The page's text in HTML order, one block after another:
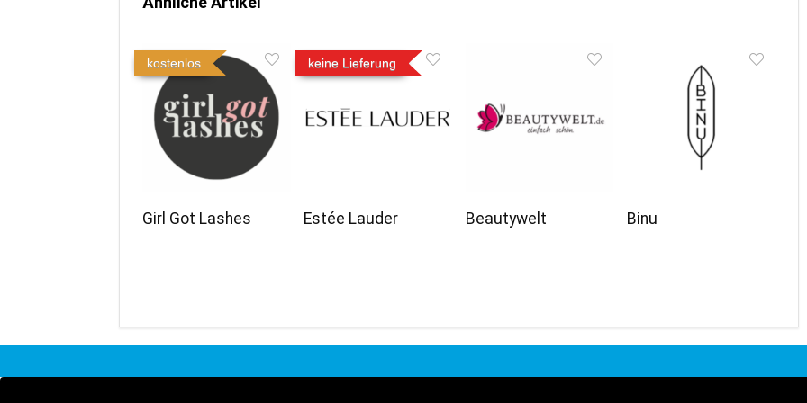
kostenlos
Girl Got Lashes
keine Lieferung
Estée Lauder Beautywelt Binu